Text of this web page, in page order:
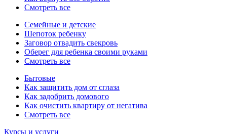
Смотреть все
Семейные и детские
Шепоток ребенку
Заговор отвадить свекровь
Оберег для ребенка своими руками
Смотреть все
Бытовые
Как защитить дом от сглаза
Как задобрить домового
Как очистить квартиру от негатива
Смотреть все
Курсы и услуги